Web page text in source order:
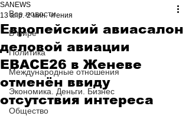
Все новости
В мире
Политика
Международные отношения
Экономика. Деньги. Бизнес
Общество
Европейский авиасалон
деловой авиации
EBACE26 в Женеве
отменён ввиду
отсутствия интереса
SANEWS
13 апр. 2 мин. чтения